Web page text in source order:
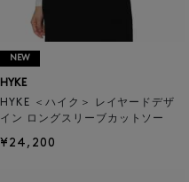
NEW
HYKE
HYKE ＜ハイク＞ レイヤードデザ
イン ロングスリーブカットソー
¥24,200